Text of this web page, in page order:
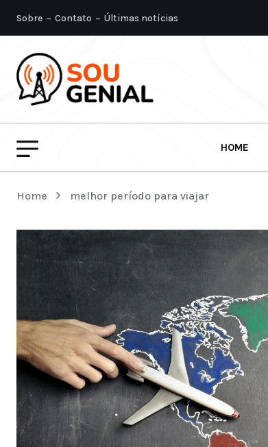
Sobre Contato Últimas notícias
HOME
Home melhor período para viajar